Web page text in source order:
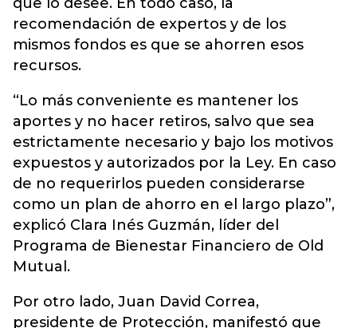
recomendación de expertos y de los
mismos fondos es que se ahorren esos
recursos.
“Lo más conveniente es mantener los
aportes y no hacer retiros, salvo que sea
estrictamente necesario y bajo los motivos
expuestos y autorizados por la Ley. En caso
de no requerirlos pueden considerarse
como un plan de ahorro en el largo plazo”,
explicó Clara Inés Guzmán, líder del
Programa de Bienestar Financiero de Old
Mutual.
Por otro lado, Juan David Correa,
presidente de Protección, manifestó que